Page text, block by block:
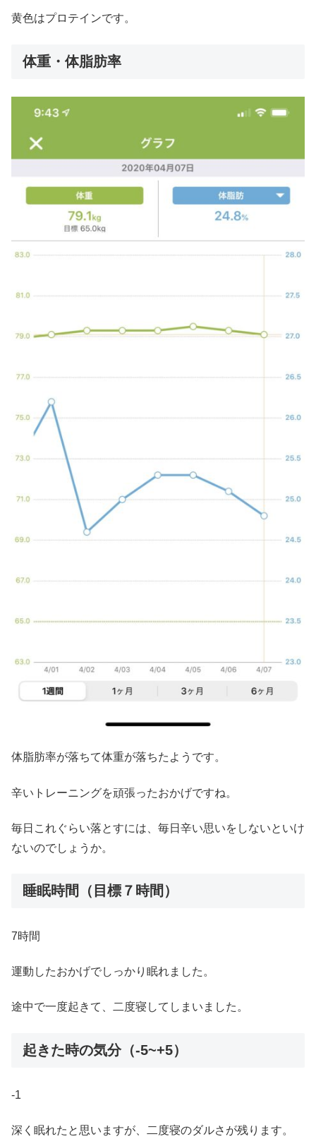
黄色はプロテインです。
体重・体脂肪率
体脂肪率が落ちて体重が落ちたようです。
辛いトレーニングを頑張ったおかげですね。
毎日これぐらい落とすには、毎日辛い思いをしないといけ
ないのでしょうか。
睡眠時間（目標７時間）
7時間
運動したおかげでしっかり眠れました。
途中で一度起きて、二度寝してしまいました。
起きた時の気分（-5~+5）
-1
深く眠れたと思いますが、二度寝のダルさが残ります。